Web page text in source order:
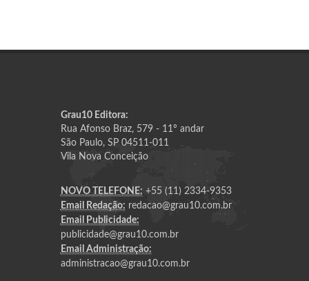
Grau10 Editora:
Rua Afonso Braz, 579 - 11º andar
São Paulo, SP 04511-011
Vila Nova Conceição
NOVO TELEFONE: +55 (11) 2334-9353
Email Redação: redacao@grau10.com.br
Email Publicidade:
publicidade@grau10.com.br
Email Administração:
administracao@grau10.com.br